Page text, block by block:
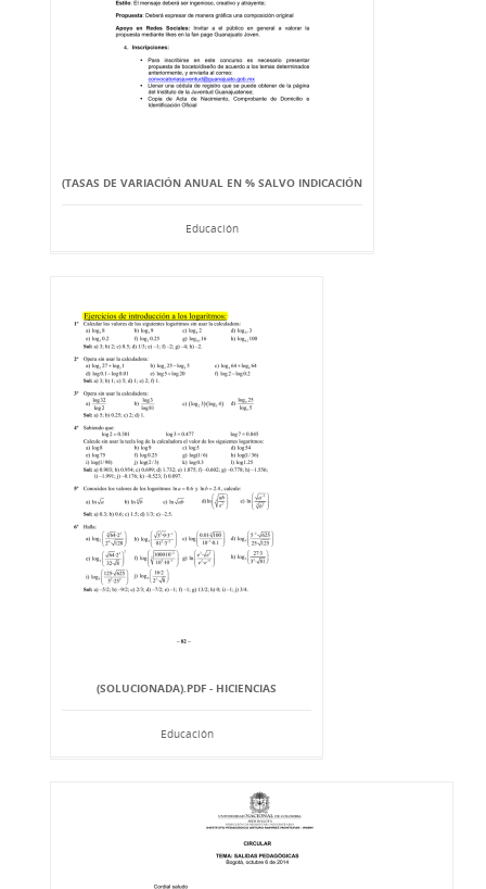
(TASAS DE VARIACIÓN ANUAL EN % SALVO INDICACIÓN
Educación
(SOLUCIONADA).PDF - HICIENCIAS
Educación